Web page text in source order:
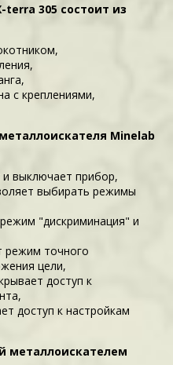
305 состоит из
с креплениями,
Minelab
выключает прибор,
выбирать режимы
"дискриминация" и
режим точного
цели,
доступ к
доступ к настройкам
металлоискателем